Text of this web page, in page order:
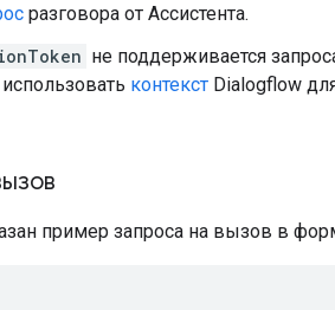
разговора от Ассистента.
не поддерживается
контекст Dialogflow
пример запроса на вызов в